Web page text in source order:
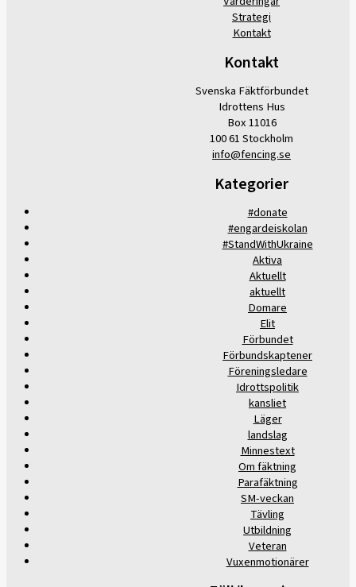
Strategi
Kontakt
Kontakt
Svenska Fäktförbundet
Idrottens Hus
Box 11016
100 61 Stockholm
info@fencing.se
Kategorier
#donate
#engardeiskolan
#StandWithUkraine
Aktiva
Aktuellt
aktuellt
Domare
Elit
Förbundet
Förbundskaptener
Föreningsledare
Idrottspolitik
kansliet
Läger
landslag
Minnestext
Om fäktning
Parafäktning
SM-veckan
Tävling
Utbildning
Veteran
Vuxenmotionärer